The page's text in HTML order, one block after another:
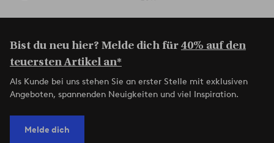
Bist du neu hier? Melde dich für40% auf den
teuersten Artikel an*
Als Kunde bei uns stehen Sie an erster Stelle mit exklusiven
Angeboten, spannenden Neuigkeiten und viel Inspiration.
Melde dich